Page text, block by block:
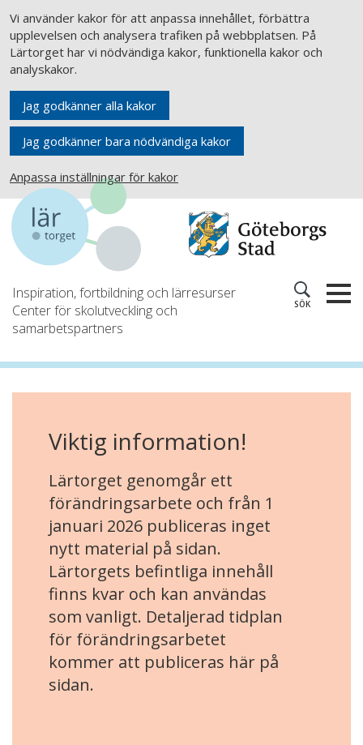
Vi använder kakor för att anpassa innehållet, förbättra
upplevelsen och analysera trafiken på webbplatsen. På
Lärtorget har vi nödvändiga kakor, funktionella kakor och
analyskakor.
Jag godkänner alla kakor
Jag godkänner bara nödvändiga kakor
Anpassa inställningar för kakor
Inspiration, fortbildning och lärresurser
Center för skolutveckling och
samarbetspartners
SÖK
Viktig information!
Lärtorget genomgår ett
förändringsarbete och från 1
januari 2026 publiceras inget
nytt material på sidan.
Lärtorgets befintliga innehåll
finns kvar och kan användas
som vanligt. Detaljerad tidplan
för förändringsarbetet
kommer att publiceras här på
sidan.